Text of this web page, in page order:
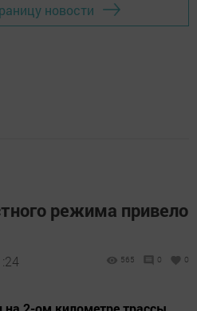
новости
режима привело
565 0 0